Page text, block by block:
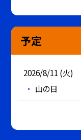
予定
2026/8/11 (火)
山の日